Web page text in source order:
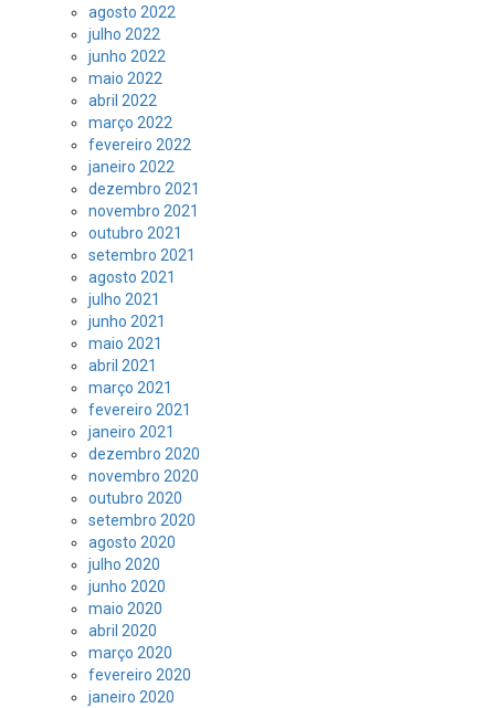
agosto 2022
julho 2022
junho 2022
maio 2022
abril 2022
março 2022
fevereiro 2022
janeiro 2022
dezembro 2021
novembro 2021
outubro 2021
setembro 2021
agosto 2021
julho 2021
junho 2021
maio 2021
abril 2021
março 2021
fevereiro 2021
janeiro 2021
dezembro 2020
novembro 2020
outubro 2020
setembro 2020
agosto 2020
julho 2020
junho 2020
maio 2020
abril 2020
março 2020
fevereiro 2020
janeiro 2020